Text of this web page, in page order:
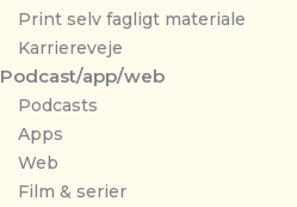
Print selv fagligt materiale
Karriereveje
Podcast/app/web
Podcasts
Apps
Web
Film & serier